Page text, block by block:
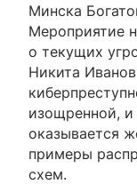
Минска
Мероприятие
о текущих
Никита
изощренной,
оказывается
примеры
схем.